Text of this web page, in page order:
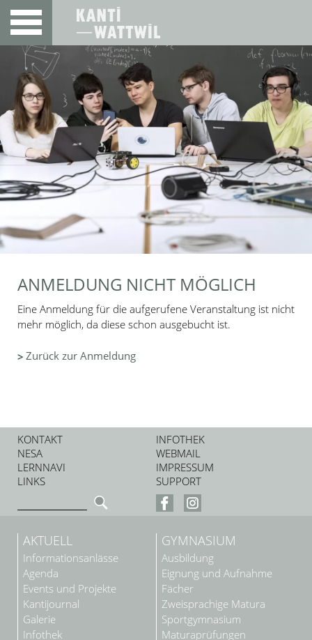
ANMELDUNG NICHT MÖGLICH
Eine Anmeldung für die aufgerufene Veranstaltung ist nicht
mehr möglich, da diese schon ausgebucht ist.
Zurück zur Anmeldung
KONTAKT
INFOTHEK
NESA
WEBMAIL
LERNNAVI
IMPRESSUM
LINKS
SUPPORT
AKTUELL
Informationsanlässe
Agenda
Events und Projekte
Kantijournal
Galerie
Infothek
GYMNASIUM
Ausbildung
Eignung und Aufnahme
Fächer
Zweisprachige Matura
Sportgymnasium
Maturaprüfungen